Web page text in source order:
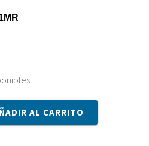
AL CARRITO